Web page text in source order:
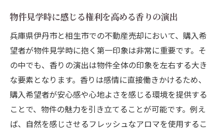
物件見学時に感じる権利を高める香りの演出
兵庫県伊丹市と相生市での不動産売却において、購入希
望者が物件見学時に抱く第一印象は非常に重要です。そ
の中でも、香りの演出は物件全体の印象を左右する大き
な要素となります。香りは感情に直接働きかけるため、
購入希望者が安心感や心地よさを感じる環境を提供する
ことで、物件の魅力を引き立てることが可能です。例え
ば、自然を感じさせるフレッシュなアロマを使用するこ